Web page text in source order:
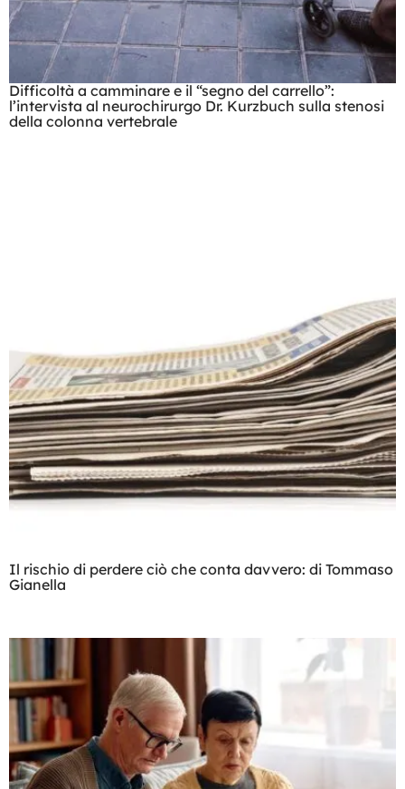
Difficoltà a camminare e il “segno del carrello”:
l’intervista al neurochirurgo Dr. Kurzbuch sulla stenosi
della colonna vertebrale
Il rischio di perdere ciò che conta davvero: di Tommaso
Gianella